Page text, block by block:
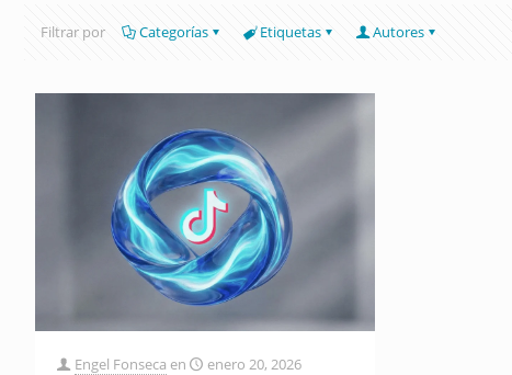
Filtrar por Categorías Etiquetas Autores
Engel Fonseca en enero 20, 2026